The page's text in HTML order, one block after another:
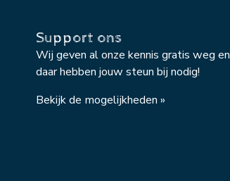
Support ons
Wij geven al onze kennis gratis weg en
daar hebben jouw steun bij nodig!
Bekijk de mogelijkheden »